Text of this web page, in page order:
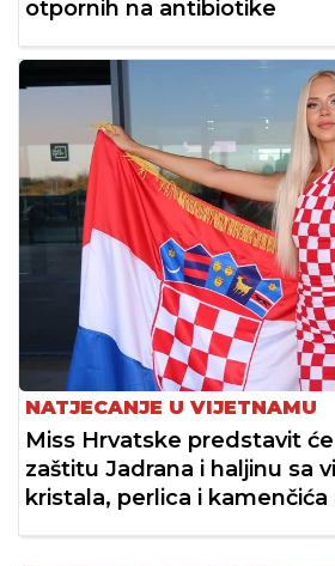
otpornih na antibiotike
NATJECANJE U VIJETNAMU
Miss Hrvatske predstavit
zaštitu Jadrana i haljinu sa
kristala, perlica i kamenčića